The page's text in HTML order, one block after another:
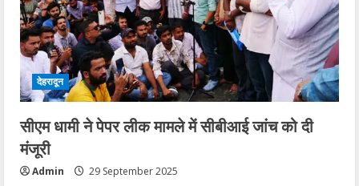
देहरादून
सीएम धामी ने पेपर लीक मामले में सीबीआई जांच को दी
मंजूरी
Admin 29 September 2025